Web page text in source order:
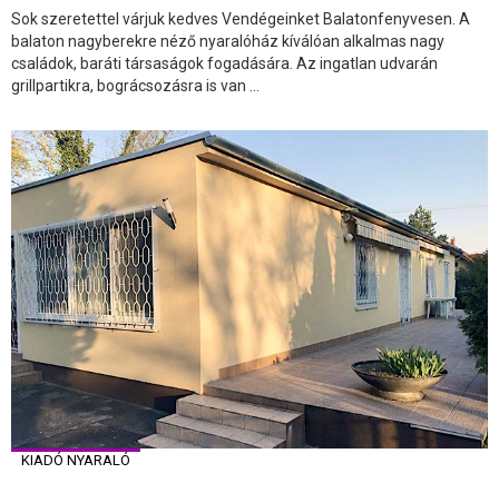
Sok szeretettel várjuk kedves Vendégeinket Balatonfenyvesen. A
balaton nagyberekre néző nyaralóház kíválóan alkalmas nagy
családok, baráti társaságok fogadására. Az ingatlan udvarán
grillpartikra, bográcsozásra is van ...
KIADÓ NYARALÓ